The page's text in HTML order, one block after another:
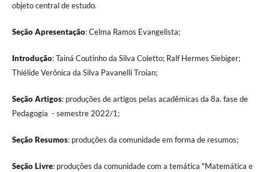
objeto central de estudo.
Seção Apresentação: Celma Ramos Evangelista;
Introdução: Tainá Coutinho da Silva Coletto; Ralf Hermes Siebiger;
Thiélide Verônica da Silva Pavanelli Troian;
Seção Artigos: produções de artigos pelas acadêmicas da 8a. fase de
Pedagogia - semestre 2022/1;
Seção Resumos: produções da comunidade em forma de resumos;
Seção Livre: produções da comunidade com a temática "Matemática e